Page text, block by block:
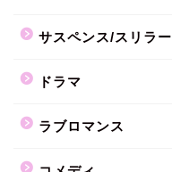
サスペンス/スリラー
ドラマ
ラブロマンス